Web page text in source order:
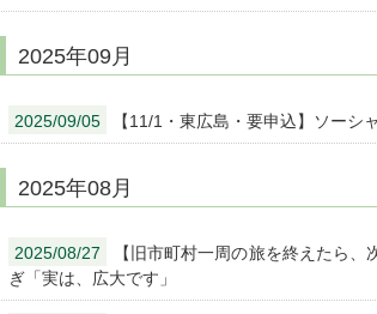
2025年09月
2025/09/05 【11/1・東広島・要申込】ソー
2025年08月
2025/08/27
【旧市町村一周の旅を終えたら
ぎ「実は、広大です」